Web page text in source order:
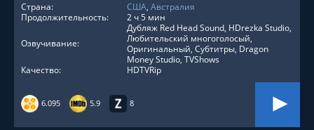
6.095 5.9 8
Страна:
США, Австралия
Продолжительность:
2 ч 5 мин
Озвучивание:
Дубляж Red Head Sound, HDrezka Studio,
Любительский многоголосый,
Оригинальный, Субтитры, Dragon
Money Studio, TVShows
Качество:
HDTVRip